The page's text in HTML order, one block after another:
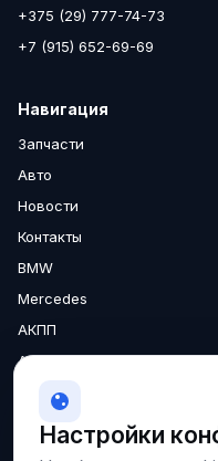
+375 (29) 777-74-73
+7 (915) 652-69-69
Навигация
Запчасти
Авто
Новости
Контакты
BMW
Mercedes
АКПП
Аксессуары
Двигатели
МКППНастройки